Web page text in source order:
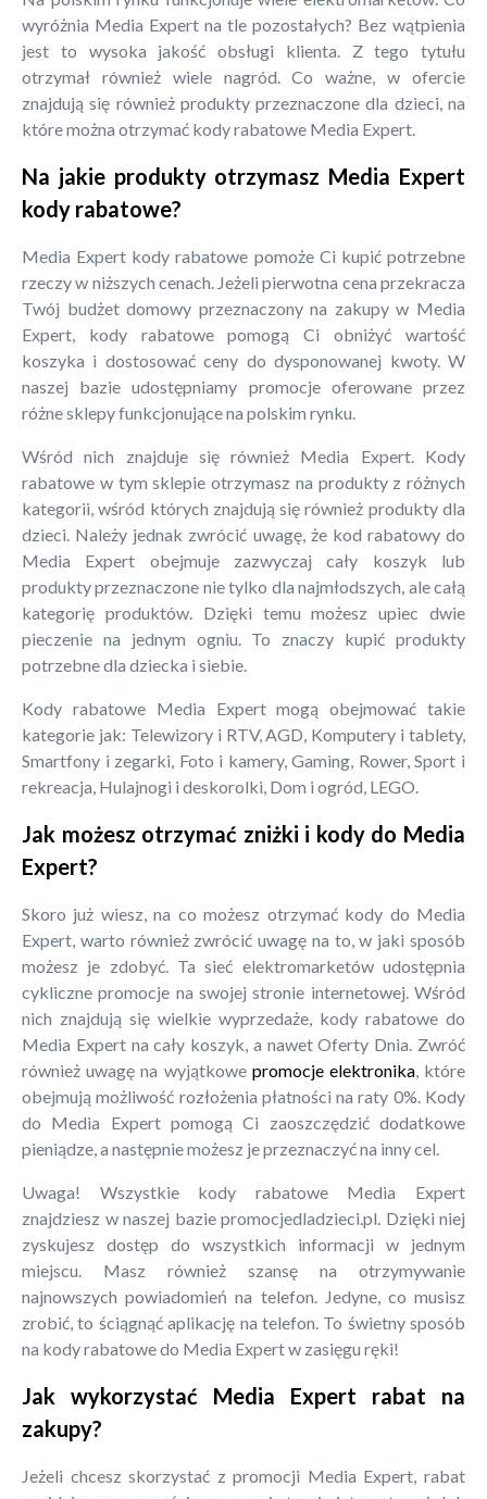
wyróżnia Media Expert na tle pozostałych? Bez wątpienia
jest to wysoka jakość obsługi klienta. Z tego tytułu
otrzymał również wiele nagród. Co ważne, w ofercie
znajdują się również produkty przeznaczone dla dzieci, na
które można otrzymać kody rabatowe Media Expert.
Na jakie produkty otrzymasz Media Expert
kody rabatowe?
Media Expert kody rabatowe pomoże Ci kupić potrzebne
rzeczy w niższych cenach. Jeżeli pierwotna cena przekracza
Twój budżet domowy przeznaczony na zakupy w Media
Expert, kody rabatowe pomogą Ci obniżyć wartość
koszyka i dostosować ceny do dysponowanej kwoty. W
naszej bazie udostępniamy promocje oferowane przez
różne sklepy funkcjonujące na polskim rynku.
Wśród nich znajduje się również Media Expert. Kody
rabatowe w tym sklepie otrzymasz na produkty z różnych
kategorii, wśród których znajdują się również produkty dla
dzieci. Należy jednak zwrócić uwagę, że kod rabatowy do
Media Expert obejmuje zazwyczaj cały koszyk lub
produkty przeznaczone nie tylko dla najmłodszych, ale całą
kategorię produktów. Dzięki temu możesz upiec dwie
pieczenie na jednym ogniu. To znaczy kupić produkty
potrzebne dla dziecka i siebie.
Kody rabatowe Media Expert mogą obejmować takie
kategorie jak: Telewizory i RTV, AGD, Komputery i tablety,
Smartfony i zegarki, Foto i kamery, Gaming, Rower, Sport i
rekreacja, Hulajnogi i deskorolki, Dom i ogród, LEGO.
Jak możesz otrzymać zniżki i kody do Media
Expert?
Skoro już wiesz, na co możesz otrzymać kody do Media
Expert, warto również zwrócić uwagę na to, w jaki sposób
możesz je zdobyć. Ta sieć elektromarketów udostępnia
cykliczne promocje na swojej stronie internetowej. Wśród
nich znajdują się wielkie wyprzedaże, kody rabatowe do
Media Expert na cały koszyk, a nawet Oferty Dnia. Zwróć
również uwagę na wyjątkowepromocje elektronika, które
obejmują możliwość rozłożenia płatności na raty 0%. Kody
do Media Expert pomogą Ci zaoszczędzić dodatkowe
pieniądze, a następnie możesz je przeznaczyć na inny cel.
Uwaga! Wszystkie kody rabatowe Media Expert
znajdziesz w naszej bazie promocjedladzieci.pl. Dzięki niej
zyskujesz dostęp do wszystkich informacji w jednym
miejscu. Masz również szansę na otrzymywanie
najnowszych powiadomień na telefon. Jedyne, co musisz
zrobić, to ściągnąć aplikację na telefon. To świetny sposób
na kody rabatowe do Media Expert w zasięgu ręki!
Jak wykorzystać Media Expert rabat na
zakupy?
Jeżeli chcesz skorzystać z promocji Media Expert, rabat